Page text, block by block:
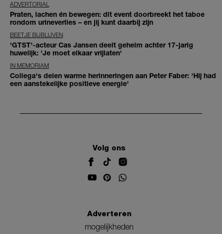
ADVERTORIAL
Praten, lachen én bewegen: dit event doorbreekt het taboe
rondom urineverlies – en jij kunt daarbij zijn
BEETJE BIJBLIJVEN
'GTST'-acteur Cas Jansen deelt geheim achter 17-jarig
huwelijk: 'Je moet elkaar vrijlaten'
IN MEMORIAM
Collega's delen warme herinneringen aan Peter Faber: 'Hij had
een aanstekelijke positieve energie'
Volg ons
Adverteren
mogelijkheden